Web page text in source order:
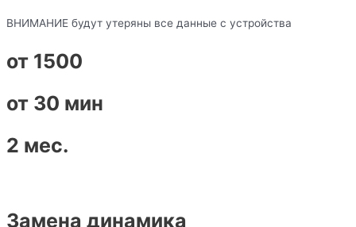
ВНИМАНИЕ будут утеряны все данные с устройства
от 1500
от 30 мин
2 мес.
Замена динамика